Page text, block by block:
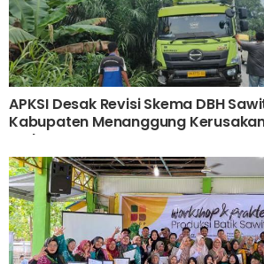
APKSI Desak Revisi Skema DBH
Kabupaten Menanggung
Truk CPO